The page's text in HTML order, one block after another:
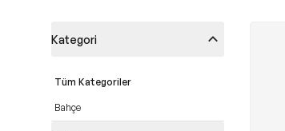
Kategori
Tüm Kategoriler
Bahçe